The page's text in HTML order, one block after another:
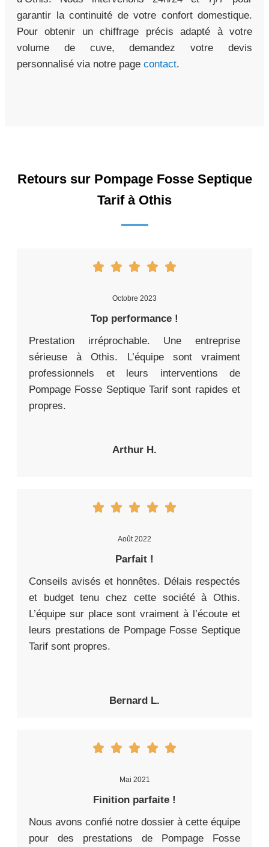
garantir la continuité de votre confort domestique.
Pour obtenir un chiffrage précis adapté à votre
volume de cuve, demandez votre devis
personnalisé via notre page contact.
Retours sur Pompage Fosse Septique
Tarif à Othis
Octobre 2023
Top performance !
Prestation irréprochable. Une entreprise
sérieuse à Othis. L’équipe sont vraiment
professionnels et leurs interventions de
Pompage Fosse Septique Tarif sont rapides et
propres.
Arthur H.
Août 2022
Parfait !
Conseils avisés et honnêtes. Délais respectés
et budget tenu chez cette société à Othis.
L’équipe sur place sont vraiment à l’écoute et
leurs prestations de Pompage Fosse Septique
Tarif sont propres.
Bernard L.
Mai 2021
Finition parfaite !
Nous avons confié notre dossier à cette équipe
pour des prestations de Pompage Fosse